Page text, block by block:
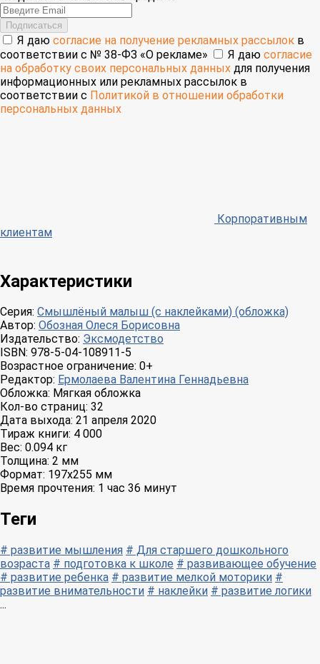
Email
Подписаться
Я даю согласие на получение рекламных рассылок в
соответствии с № 38-ФЗ «О рекламе»
Я даю согласие
на обработку своих персональных данных для получения
информационных или рекламных рассылок в
соответствии с Политикой в отношении обработки
персональных данных
Корпоративным
клиентам
Характеристики
Серия: Смышлёный малыш (с наклейками) (обложка)
Автор: Обозная Олеся Борисовна
Издательство: Эксмодетство
ISBN: 978-5-04-108911-5
Возрастное ограничение: 0+
Редактор: Ермолаева Валентина Геннадьевна
Обложка: Мягкая обложка
Кол-во страниц: 32
Дата выхода: 21 апреля 2020
Тираж книги: 4 000
Вес: 0.094 кг
Толщина: 2 мм
Формат: 197x255 мм
Время прочтения: 1 час 36 минут
Теги
# развитие мышления # Для старшего дошкольного
возраста # подготовка к школе # развивающее обучение
# развитие ребенка # развитие мелкой моторики #
развитие внимательности # наклейки # развитие логики
...